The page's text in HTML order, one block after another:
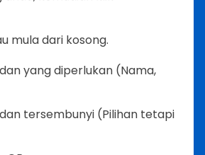
mula dari kosong.
yang diperlukan (Nama,
tersembunyi (Pilihan tetapi